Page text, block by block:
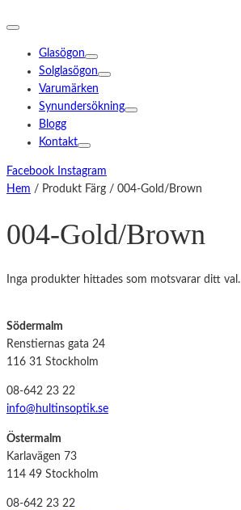
Glasögon
Solglasögon
Varumärken
Synundersökning
Blogg
Kontakt
Facebook
Instagram
Hem / Produkt Färg / 004-Gold/Brown
004-Gold/Brown
Inga produkter hittades som motsvarar ditt val.
Södermalm
Renstiernas gata 24
116 31 Stockholm
08-642 23 22
info@hultinsoptik.se
Östermalm
Karlavägen 73
114 49 Stockholm
08-642 23 22